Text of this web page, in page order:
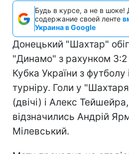
Будь в курсе, а не в шоке!
содержание своей ленте
Украина в Google
Донецький "Шахтар"
"Динамо" з рахунком
Кубка України з футболу
турніру. Голи у
(двічі) і Алекс
відзначились Андрій
Мілевський.